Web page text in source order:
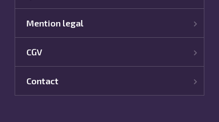
Mention legal
CGV
Contact